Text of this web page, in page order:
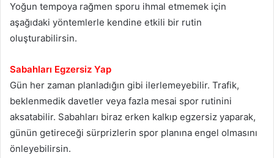
Yoğun tempoya rağmen sporu ihmal etmemek için
aşağıdaki yöntemlerle kendine etkili bir rutin
oluşturabilirsin.
Sabahları Egzersiz Yap
Gün her zaman planladığın gibi ilerlemeyebilir. Trafik,
beklenmedik davetler veya fazla mesai spor rutinini
aksatabilir. Sabahları biraz erken kalkıp egzersiz yaparak,
günün getireceği sürprizlerin spor planına engel olmasını
önleyebilirsin.